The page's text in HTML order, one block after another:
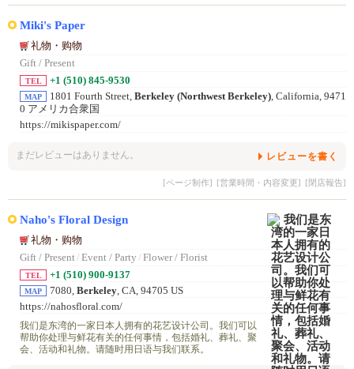
Miki's Paper
礼物・购物
Gift / Present
TEL +1 (510) 845-9530
MAP 1801 Fourth Street, Berkeley (Northwest Berkeley), California, 9471
0 アメリカ合衆国
https://mikispaper.com/
まだレビューはありません。 レビューを書く
[ページ制作] [営業時間・内容変更] [閉店報告]
Naho's Floral Design
礼物・购物
Gift / Present / Event / Party / Flower / Florist
TEL +1 (510) 900-9137
MAP 7080, Berkeley , CA, 94705 US
https://nahosfloral.com/
我们是东湾的一家日本人拥有的花艺设计公司。我们可以
帮助你处理与鲜花有关的任何事情，包括婚礼、葬礼、聚
会、活动和礼物。请随时用日语与我们联系。